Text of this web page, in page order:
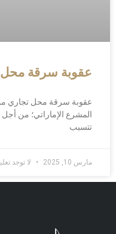
عقوبة سرقة محل
عقوبة سرقة محل تجاري من
المشرع الإماراتي؛ من أجل
تتسبب
مارس 10, 2025 لا توجد